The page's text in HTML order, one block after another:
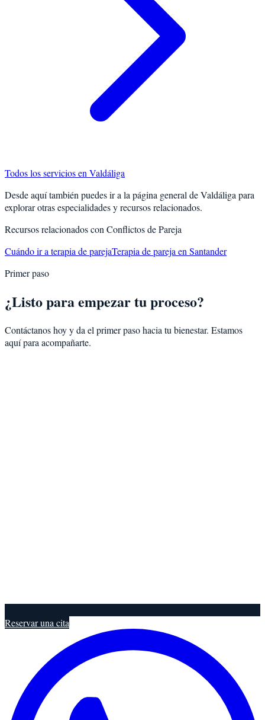
Todos los servicios en Valdáliga
Desde aquí también puedes ir a la página general deValdáliga para
explorar otras especialidades y recursos relacionados.
Recursos relacionados con Conflictos de Pareja
Cuándo ir a terapia de parejaTerapia de pareja en Santander
Primer paso
¿Listo para empezar tu proceso?
Contáctanos hoy y da el primer paso hacia tu bienestar. Estamos
aquí para acompañarte.
Reservar una cita